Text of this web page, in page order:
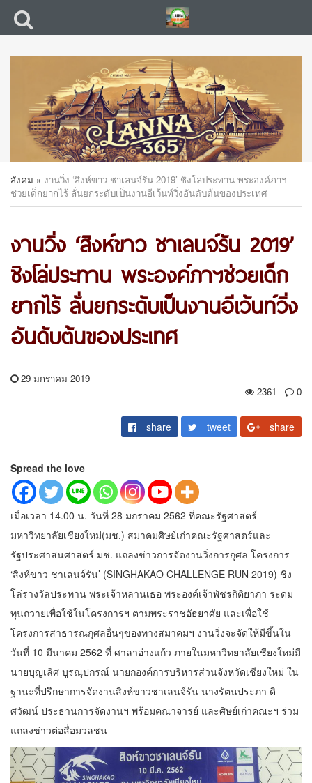
สังคม » งานวิ่ง ‘สิงห์ขาว ชาเลนจ์รัน 2019’ ชิงโล่ประทาน พระองค์ภาฯ
ช่วยเด็กยากไร้ ลั่นยกระดับเป็นงานอีเว้นท์วิ่งอันดับต้นของประเทศ
งานวิ่ง ‘สิงห์ขาว ชาเลนจ์รัน 2019’
ชิงโล่ประทาน พระองค์ภาฯช่วยเด็ก
ยากไร้ ลั่นยกระดับเป็นงานอีเว้นท์วิ่ง
อันดับต้นของประเทศ
29 มกราคม 2019
2361
0
share tweet share
Spread the love
เมื่อเวลา 14.00 น. วันที่ 28 มกราคม 2562 ที่คณะรัฐศาสตร์
มหาวิทยาลัยเชียงใหม่(มช.) สมาคมศิษย์เก่าคณะรัฐศาสตร์และ
รัฐประศาสนศาสตร์ มช. แถลงข่าวการจัดงานวิ่งการกุศล โครงการ
‘สิงห์ขาว ชาเลนจ์รัน’ (SINGHAKAO CHALLENGE RUN 2019) ชิง
โล่รางวัลประทาน พระเจ้าหลานเธอ พระองค์เจ้าพัชรกิติยาภา ระดม
ทุนถวายเพื่อใช้ในโครงการฯ ตามพระราชอัธยาศัย และเพื่อใช้
โครงการสาธารณกุศลอื่นๆของทางสมาคมฯ งานวิ่งจะจัดให้มีขึ้นใน
วันที่ 10 มีนาคม 2562 ที่ ศาลาอ่างแก้ว ภายในมหาวิทยาลัยเชียงใหม่มี
นายบุญเลิศ บูรณุปกรณ์ นายกองค์การบริหารส่วนจังหวัดเชียงใหม่ ใน
ฐานะที่ปรึกษาการจัดงานสิงห์ขาวชาเลนจ์รัน นางรัตนประภา ดิ
ศวัฒน์ ประธานการจัดงานฯ พร้อมคณาจารย์ และศิษย์เก่าคณะฯ ร่วม
แถลงข่าวต่อสื่อมวลชน